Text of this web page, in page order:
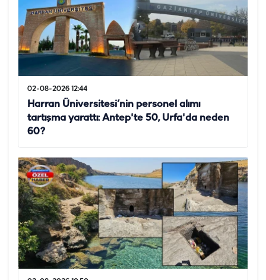
02-08-2026 12:44
Harran Üniversitesi’nin personel alımı
tartışma yarattı: Antep'te 50, Urfa'da neden
60?